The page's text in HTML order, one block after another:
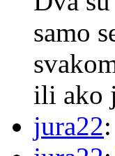
samo
ili ako
jura22